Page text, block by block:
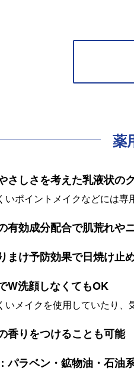
薬
さしさを考えた乳液状の
いポイントメイクなどには専
有効成分配合で肌荒れや
まけ予防効果で日焼け止
W洗顔しなくてもOK
いメイクを使用していたり、
香りをつけることも可能
パラベン・鉱物油・ 石油